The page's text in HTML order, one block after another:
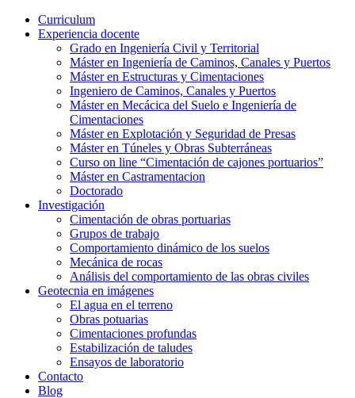
Curriculum
Experiencia docente
Grado en Ingeniería Civil y Territorial
Máster en Ingeniería de Caminos, Canales y Puertos
Máster en Estructuras y Cimentaciones
Ingeniero de Caminos, Canales y Puertos
Máster en Mecácica del Suelo e Ingeniería de
Cimentaciones
Máster en Explotación y Seguridad de Presas
Máster en Túneles y Obras Subterráneas
Curso on line “Cimentación de cajones portuarios”
Máster en Castramentacion
Doctorado
Investigación
Cimentación de obras portuarias
Grupos de trabajo
Comportamiento dinámico de los suelos
Mecánica de rocas
Análisis del comportamiento de las obras civiles
Geotecnia en imágenes
El agua en el terreno
Obras potuarias
Cimentaciones profundas
Estabilización de taludes
Ensayos de laboratorio
Contacto
Blog